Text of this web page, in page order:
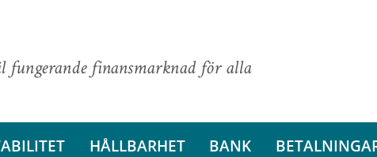
fungerande finansmarknad för alla
HÅLLBARHET BANK